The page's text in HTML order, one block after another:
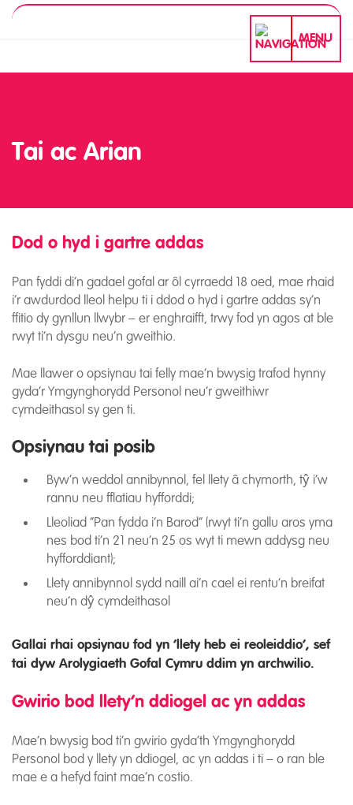
MENU
Tai ac Arian
Tai ac Arian
Dod o hyd i gartre addas
Pan fyddi di’n gadael gofal ar ôl cyrraedd 18 oed, mae rhaid
i’r awdurdod lleol helpu ti i ddod o hyd i gartre addas sy’n
ffitio dy gynllun llwybr – er enghraifft, trwy fod yn agos at ble
rwyt ti’n dysgu neu’n gweithio.
Mae llawer o opsiynau tai felly mae’n bwysig trafod hynny
gyda’r Ymgynghorydd Personol neu’r gweithiwr
cymdeithasol sy gen ti.
Opsiynau tai posib
Byw’n weddol annibynnol, fel llety â chymorth, tŷ i’w
rannu neu fflatiau hyfforddi;
Lleoliad “Pan fydda i’n Barod” (rwyt ti’n gallu aros yma
nes bod ti’n 21 neu’n 25 os wyt ti mewn addysg neu
hyfforddiant);
Llety annibynnol sydd naill ai’n cael ei rentu’n breifat
neu’n dŷ cymdeithasol
Gallai rhai opsiynau fod yn ‘llety heb ei reoleiddio’, sef
tai dyw Arolygiaeth Gofal Cymru ddim yn archwilio.
Gwirio bod llety’n ddiogel ac yn addas
Mae’n bwysig bod ti’n gwirio gyda’th Ymgynghorydd
Personol bod y llety yn ddiogel, ac yn addas i ti – o ran ble
mae e a hefyd faint mae’n costio.